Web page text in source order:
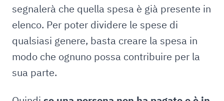
segnalerà che quella spesa è già presente in
elenco. Per poter dividere le spese di
qualsiasi genere, basta creare la spesa in
modo che ognuno possa contribuire per la
sua parte.